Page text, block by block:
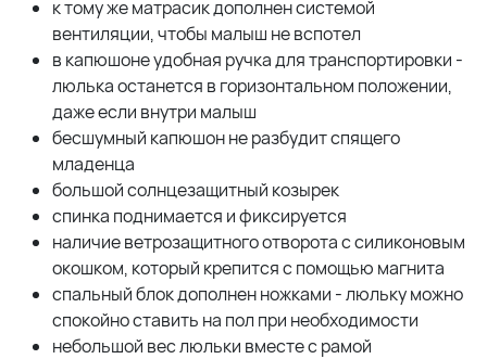
к тому же матрасик дополнен системой
вентиляции, чтобы малыш не вспотел
в капюшоне удобная ручка для транспортировки -
люлька останется в горизонтальном положении,
даже если внутри малыш
бесшумный капюшон не разбудит спящего
младенца
большой солнцезащитный козырек
спинка поднимается и фиксируется
наличие ветрозащитного отворота с силиконовым
окошком, который крепится с помощью магнита
спальный блок дополнен ножками - люльку можно
спокойно ставить на пол при необходимости
небольшой вес люльки вместе с рамой